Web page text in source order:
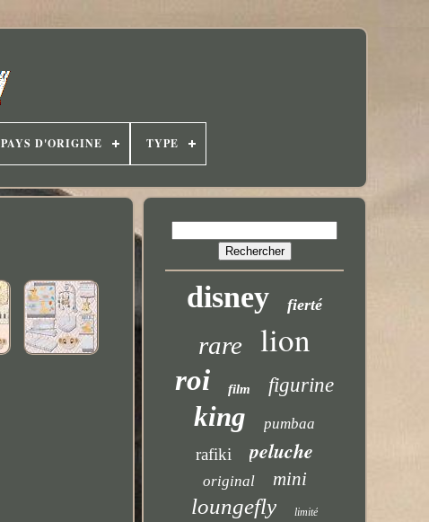
PAYS D'ORIGINE TYPE
disney fierté
rare lion
roi film figurine
king pumbaa
rafiki peluche
original mini
loungefly limité